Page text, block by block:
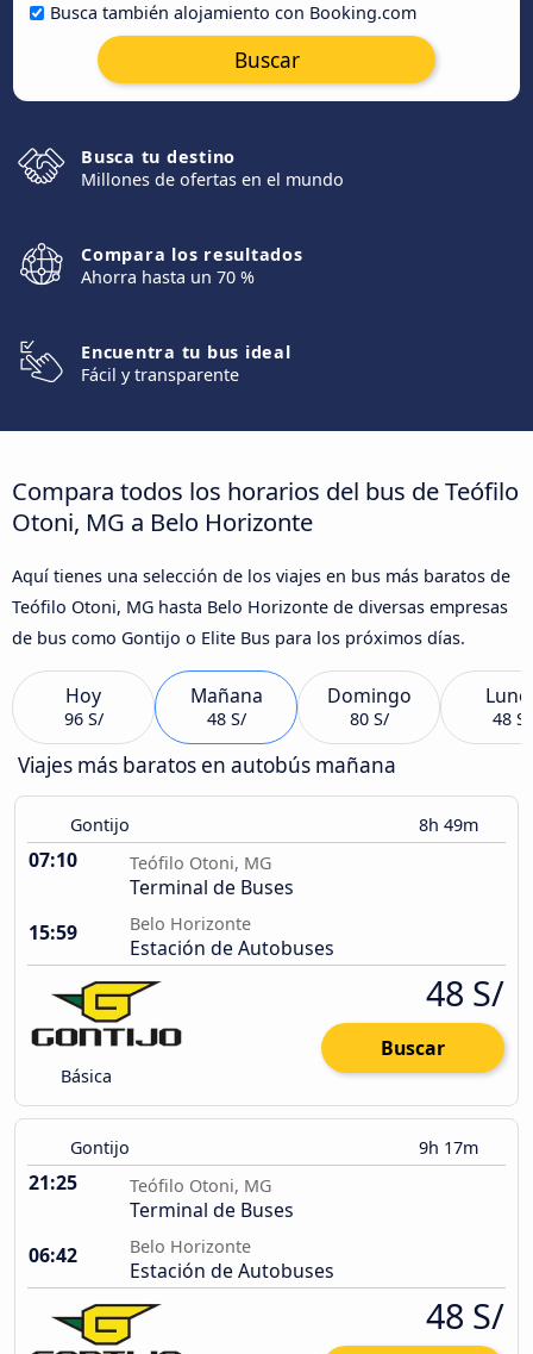
Busca también alojamiento con Booking.com
Buscar
Busca tu destino
Millones de ofertas en el mundo
Compara los resultados
Ahorra hasta un 70 %
Encuentra tu bus ideal
Fácil y transparente
Compara todos los horarios del bus de Teófilo
Otoni, MG a Belo Horizonte
Aquí tienes una selección de los viajes en bus más baratos de
Teófilo Otoni, MG hasta Belo Horizonte de diversas empresas
de bus como Gontijo o Elite Bus para los próximos días.
Hoy
96 S/
Mañana
48 S/
Domingo
80 S/ 48 S/
Viajes más baratos en autobús mañana
Gontijo 8h 49m
07:10 Teófilo Otoni, MG
Terminal de Buses
15:59
Belo Horizonte
Estación de Autobuses
Básica
48 S/
Buscar
Gontijo 9h 17m
21:25 Teófilo Otoni, MG
Terminal de Buses
06:42
Belo Horizonte
Estación de Autobuses
48 S/